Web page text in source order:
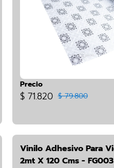
Precio
$ 71.820 $ 79.800
Vinilo Adhesivo Para
2mt X 120 Cms -